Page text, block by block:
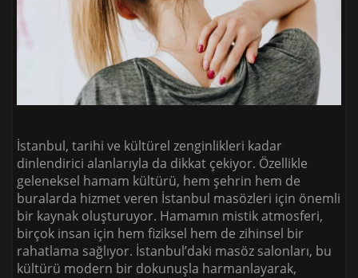
İstanbul, tarihi ve kültürel zenginlikleri kadar
dinlendirici alanlarıyla da dikkat çekiyor. Özellikle
geleneksel hamam kültürü, hem şehrin hem de
buralarda hizmet veren İstanbul masözleri için önemli
bir kaynak oluşturuyor. Hamamın mistik atmosferi,
birçok insan için hem fiziksel hem de zihinsel bir
rahatlama sağlıyor. İstanbul’daki masöz salonları, bu
kültürü modern bir dokunuşla harmanlayarak,